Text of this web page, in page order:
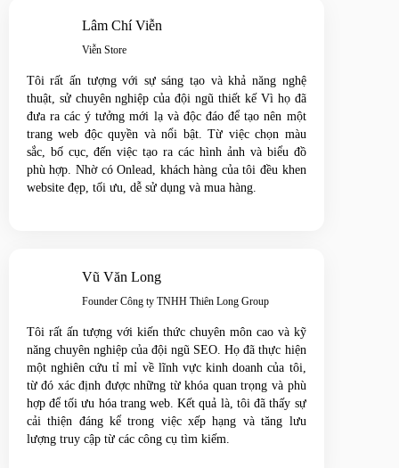
Lâm Chí Viễn
Viễn Store
Tôi rất ấn tượng với sự sáng tạo và khả năng nghệ
thuật, sử chuyên nghiệp của đội ngũ thiết kế Vì họ đã
đưa ra các ý tưởng mới lạ và độc đáo để tạo nên một
trang web độc quyền và nổi bật. Từ việc chọn màu
sắc, bố cục, đến việc tạo ra các hình ảnh và biểu đồ
phù hợp. Nhờ có Onlead, khách hàng của tôi đều khen
website đẹp, tối ưu, dễ sử dụng và mua hàng.
Vũ Văn Long
Founder Công ty TNHH Thiên Long Group
Tôi rất ấn tượng với kiến thức chuyên môn cao và kỹ
năng chuyên nghiệp của đội ngũ SEO. Họ đã thực hiện
một nghiên cứu tỉ mỉ về lĩnh vực kinh doanh của tôi,
từ đó xác định được những từ khóa quan trọng và phù
hợp để tối ưu hóa trang web. Kết quả là, tôi đã thấy sự
cải thiện đáng kể trong việc xếp hạng và tăng lưu
lượng truy cập từ các công cụ tìm kiếm.